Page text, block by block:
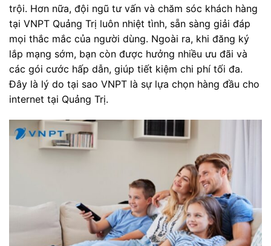
trội. Hơn nữa, đội ngũ tư vấn và chăm sóc khách hàng
tại VNPT Quảng Trị luôn nhiệt tình, sẵn sàng giải đáp
mọi thắc mắc của người dùng. Ngoài ra, khi đăng ký
lắp mạng sớm, bạn còn được hưởng nhiều ưu đãi và
các gói cước hấp dẫn, giúp tiết kiệm chi phí tối đa.
Đây là lý do tại sao VNPT là sự lựa chọn hàng đầu cho
internet tại Quảng Trị.